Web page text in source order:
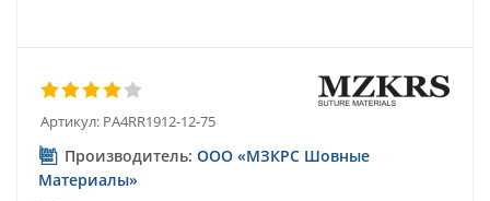
Артикул: PA4RR1912-12-75
Производитель: ООО «МЗКРС Шовные
Материалы»